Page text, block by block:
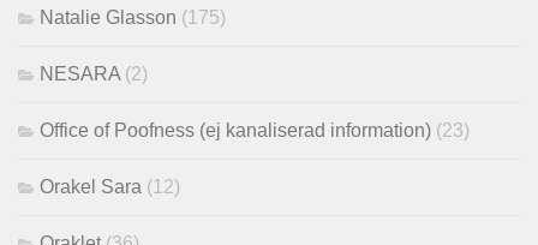
Natalie Glasson (175)
NESARA (2)
Office of Poofness (ej kanaliserad information) (23)
Orakel Sara (12)